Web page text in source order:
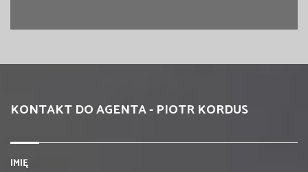
KONTAKT DO AGENTA - PIOTR KORDUS
IMIĘ